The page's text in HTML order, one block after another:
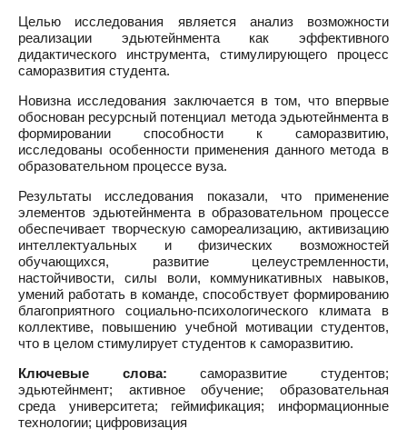
Целью исследования является анализ возможности
реализации эдьютейнмента как эффективного
дидактического инструмента, стимулирующего процесс
саморазвития студента.
Новизна исследования заключается в том, что впервые
обоснован ресурсный потенциал метода эдьютейнмента в
формировании способности к саморазвитию,
исследованы особенности применения данного метода в
образовательном процессе вуза.
Результаты исследования показали, что применение
элементов эдьютейнмента в образовательном процессе
обеспечивает творческую самореализацию, активизацию
интеллектуальных и физических возможностей
обучающихся, развитие целеустремленности,
настойчивости, силы воли, коммуникативных навыков,
умений работать в команде, способствует формированию
благоприятного социально-психологического климата в
коллективе, повышению учебной мотивации студентов,
что в целом стимулирует студентов к саморазвитию.
Ключевые слова: саморазвитие студентов;
эдьютейнмент; активное обучение; образовательная
среда университета; геймификация; информационные
технологии; цифровизация